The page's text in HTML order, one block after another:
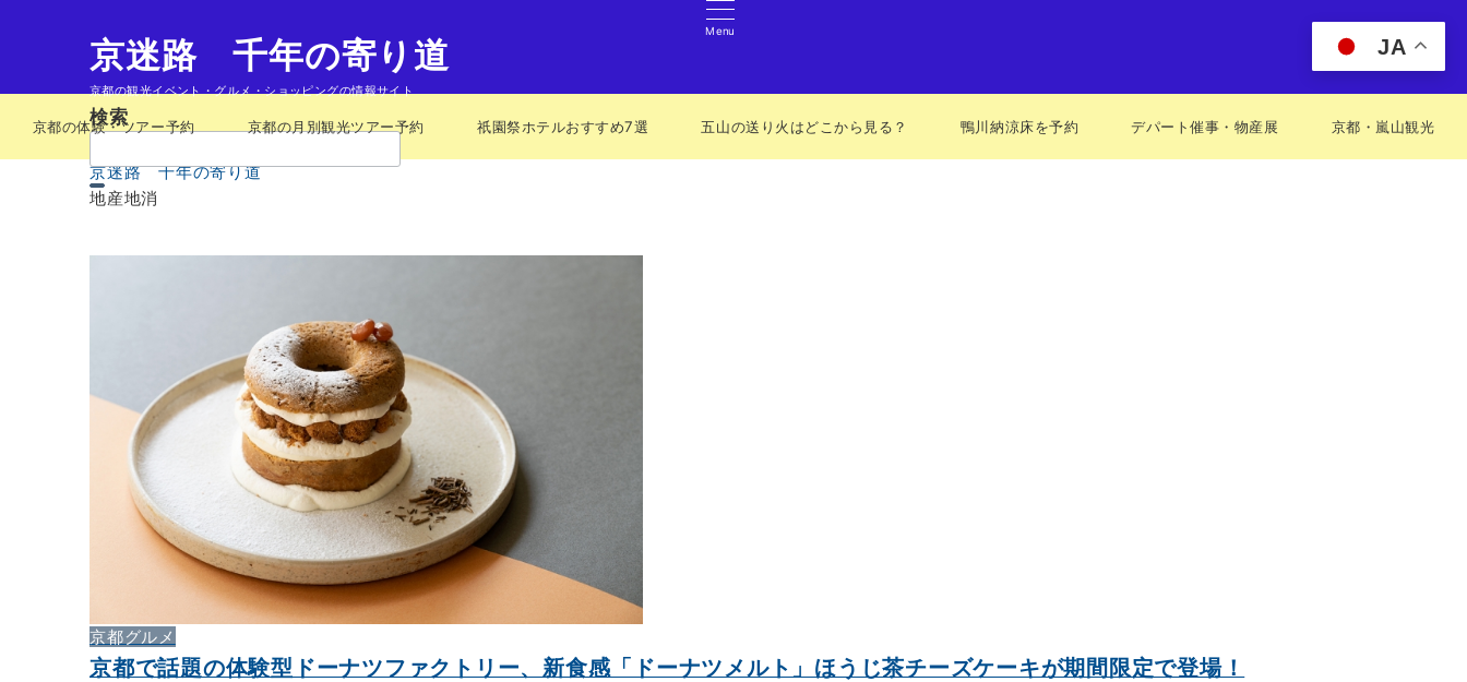
Menu
京迷路 千年の寄り道
京都の観光イベント・グルメ・ショッピングの情報サイト
検索
索：
京都の体験・ツアー予約 京都の月別観光ツアー予約 祇園祭ホテルおすすめ7選 五山の送り火はどこから見る？ 鴨川納涼床を予約 デパート催事・物産展 京都・嵐山観光
京迷路 千年の寄り道
地産地消
京都グルメ
京都で話題の体験型ドーナツファクトリー、新食感「ドーナツメルト」ほうじ茶チーズケーキが期間限定で登場！
JA